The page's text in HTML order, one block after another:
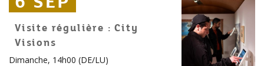
Visite régulière : City
Visions
Dimanche, 14h00 (DE/LU)